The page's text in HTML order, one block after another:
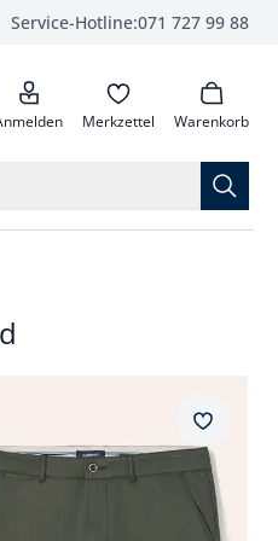
Service-Hotline:071 727 99 88
anrufen
Merkzettel Warenkorb